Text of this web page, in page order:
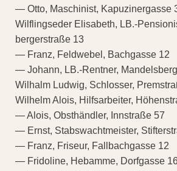
— Otto, Maschinist, Kapuzinergasse
Wilflingseder Elisabeth, LB.-
bergerstraße 13
— Franz, Feldwebel, Bachgasse 12
— Johann, LB.-Rentner,
Wilhalm Ludwig, Schlosser,
Wilhelm Alois, Hilfsarbeiter,
— Alois, Obsthändler, Innstraße 57
— Ernst, Stabswachtmeister,
— Franz, Friseur, Fallbachgasse 12
— Fridoline, Hebamme, Dorfgasse